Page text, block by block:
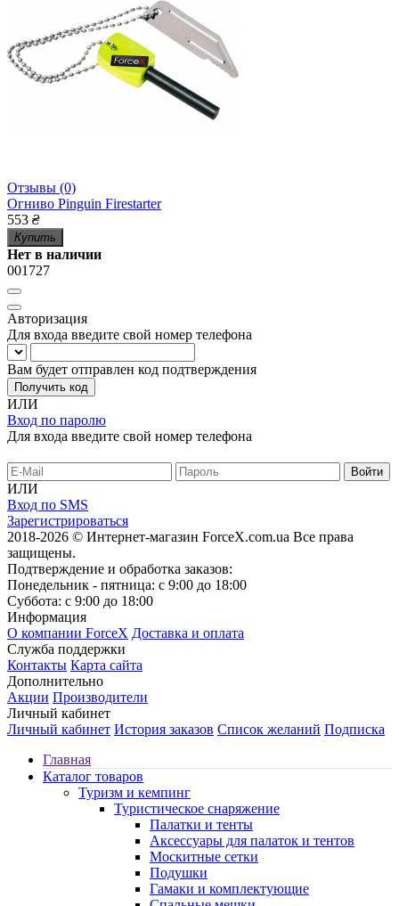
Отзывы (0)
Огниво Pinguin Firestarter
553 ₴
Купить
Нет в наличии
001727
Авторизация
Для входа введите свой номер телефона
Вам будет отправлен код подтверждения
Получить код
ИЛИ
Вход по паролю
Для входа введите свой номер телефона
ИЛИ
Вход по SMS
Зарегистрироваться
2018-2026 © Интернет-магазин ForceX.com.ua Все права
защищены.
Подтверждение и обработка заказов:
Понедельник - пятница: с 9:00 до 18:00
Суббота: с 9:00 до 18:00
Информация
О компании ForceX Доставка и оплата
Служба поддержки
Контакты Карта сайта
Дополнительно
Акции Производители
Личный кабинет
Личный кабинет История заказов Список желаний Подписка
Главная
Каталог товаров
Туризм и кемпинг
Туристическое снаряжение
Палатки и тенты
Аксессуары для палаток и тентов
Москитные сетки
Подушки
Гамаки и комплектующие